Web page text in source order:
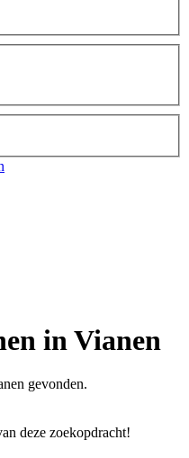
in Vianen
gevonden.
deze zoekopdracht!